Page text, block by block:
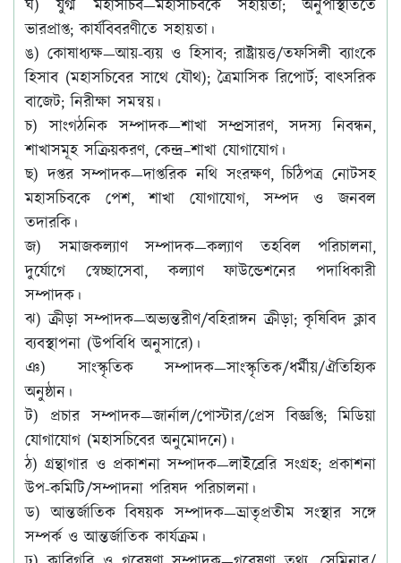
ঘ)যুগ্ম মহাসচিব—মহাসচিবকে সহায়তা; অনুপস্থিতিতে
ভারপ্রাপ্ত; কার্যবিবরণীতে সহায়তা।
ঙ)কোষাধ্যক্ষ—আয়-ব্যয় ও হিসাব; রাষ্ট্রায়ত্ত/তফসিলী ব্যাংকে
হিসাব (মহাসচিবের সাথে যৌথ); ত্রৈমাসিক রিপোর্ট; বাৎসরিক
বাজেট; নিরীক্ষা সমন্বয়।
চ)সাংগঠনিক সম্পাদক—শাখা সম্প্রসারণ, সদস্য নিবন্ধন,
শাখাসমূহ সক্রিয়করণ, কেন্দ্র–শাখা যোগাযোগ।
ছ)দপ্তর সম্পাদক—দাপ্তরিক নথি সংরক্ষণ, চিঠিপত্র নোটসহ
মহাসচিবকে পেশ, শাখা যোগাযোগ, সম্পদ ও জনবল
তদারকি।
জ)সমাজকল্যাণ সম্পাদক—কল্যাণ তহবিল পরিচালনা,
দুর্যোগে স্বেচ্ছাসেবা, কল্যাণ ফাউন্ডেশনের পদাধিকারী
সম্পাদক।
ঝ)ক্রীড়া সম্পাদক—অভ্যন্তরীণ/বহিরাঙ্গন ক্রীড়া; কৃষিবিদ ক্লাব
ব্যবস্থাপনা (উপবিধি অনুসারে)।
ঞ)সাংস্কৃতিক সম্পাদক—সাংস্কৃতিক/ধর্মীয়/ঐতিহ্যিক
অনুষ্ঠান।
ট) প্রচার সম্পাদক—জার্নাল/পোস্টার/প্রেস বিজ্ঞপ্তি; মিডিয়া
যোগাযোগ (মহাসচিবের অনুমোদনে)।
ঠ)গ্রন্থাগার ও প্রকাশনা সম্পাদক—লাইব্রেরি সংগ্রহ; প্রকাশনা
উপ-কমিটি/সম্পাদনা পরিষদ পরিচালনা।
ড)আন্তর্জাতিক বিষয়ক সম্পাদক—ভ্রাতৃপ্রতীম সংস্থার সঙ্গে
সম্পর্ক ও আন্তর্জাতিক কার্যক্রম।